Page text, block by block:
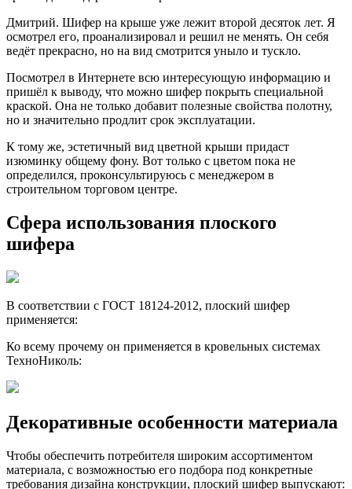
Дмитрий. Шифер на крыше уже лежит второй десяток лет. Я
осмотрел его, проанализировал и решил не менять. Он себя
ведёт прекрасно, но на вид смотрится уныло и тускло.
Посмотрел в Интернете всю интересующую информацию и
пришёл к выводу, что можно шифер покрыть специальной
краской. Она не только добавит полезные свойства полотну,
но и значительно продлит срок эксплуатации.
К тому же, эстетичный вид цветной крыши придаст
изюминку общему фону. Вот только с цветом пока не
определился, проконсультируюсь с менеджером в
строительном торговом центре.
Сфера использования плоского
шифера
В соответствии с ГОСТ 18124-2012, плоский шифер
применяется:
Ко всему прочему он применяется в кровельных системах
ТехноНиколь:
Декоративные особенности материала
Чтобы обеспечить потребителя широким ассортиментом
материала, с возможностью его подбора под конкретные
требования дизайна конструкции, плоский шифер выпускают: